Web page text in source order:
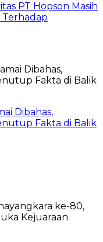
PT Hopson Masih
Dibahas,
Fakta di Balik